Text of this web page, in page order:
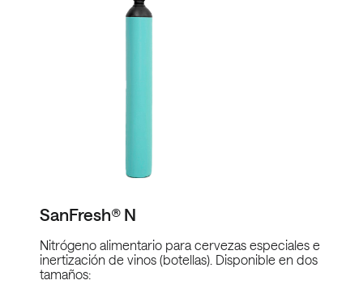
SanFresh® N
Nitrógeno alimentario para cervezas especiales e
inertización de vinos (botellas). Disponible en dos
tamaños: